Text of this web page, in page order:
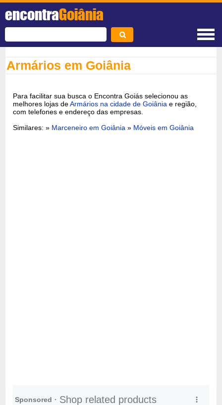
encontraGoiânia
Armários em Goiânia
Para facilitar sua busca o Encontra Goiás selecionou as
melhores lojas deArmários na cidade de Goiânia e região,
com telefones e endereço das empresas.
Similares: » Marceneiro em Goiânia » Móveis em Goiânia